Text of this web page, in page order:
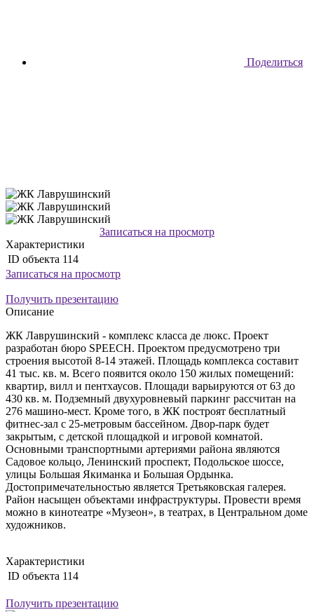
Поделиться
Записаться на просмотр
Характеристики
ID объекта 114
Записаться на просмотр
Получить презентацию
Описание
ЖК Лаврушинский - комплекс класса де люкс. Проект
разработан бюро SPEECH. Проектом предусмотрено три
строения высотой 8-14 этажей. Площадь комплекса составит
41 тыс. кв. м. Всего появится около 150 жилых помещений:
квартир, вилл и пентхаусов. Площади варьируются от 63 до
430 кв. м. Подземный двухуровневый паркинг рассчитан на
276 машино-мест. Кроме того, в ЖК построят бесплатный
фитнес-зал с 25-метровым бассейном. Двор-парк будет
закрытым, с детской площадкой и игровой комнатой.
Основными транспортными артериями района являются
Садовое кольцо, Ленинcкий проспект, Подольское шоссе,
улицы Большая Якиманка и Большая Ордынка.
Достопримечательностью является Третьяковская галерея.
Район насыщен объектами инфраструктуры. Провести время
можно в кинотеатре «Музеон», в театрах, в Центральном доме
художников.
Характеристики
ID объекта 114
Получить презентацию